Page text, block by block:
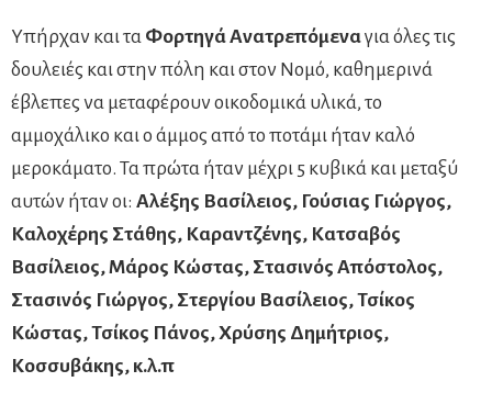
Υπήρχαν και τα Φορτηγά Ανατρεπόμεναγια όλες τις
δουλειές και στην πόλη και στον Νομό, καθημερινά
έβλεπες να μεταφέρουν οικοδομικά υλικά, το
αμμοχάλικο και ο άμμος από το ποτάμι ήταν καλό
μεροκάματο. Τα πρώτα ήταν μέχρι 5 κυβικά και μεταξύ
αυτών ήταν οι: Αλέξης Βασίλειος, Γούσιας Γιώργος,
Καλοχέρης Στάθης, Καραντζένης, Κατσαβός
Βασίλειος, Μάρος Κώστας, Στασινός Απόστολος,
Στασινός Γιώργος, Στεργίου Βασίλειος, Τσίκος
Κώστας, Τσίκος Πάνος, Χρύσης Δημήτριος,
Κοσσυβάκης, κ.λ.π